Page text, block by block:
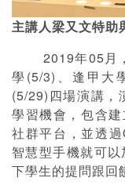
主講人梁又文特助
2019年05月，
學(5/3)、逢甲大
(5/29)四場演講，
學習機會，包含
社群平台，並透
智慧型手機就可
下學生的提問跟回